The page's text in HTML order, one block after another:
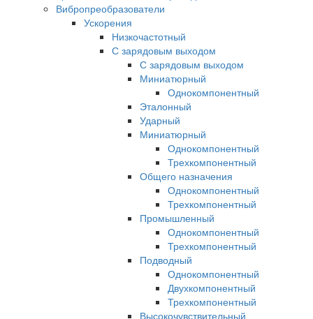
Вибропреобразователи
Ускорения
Низкочастотный
С зарядовым выходом
С зарядовым выходом
Миниатюрный
Однокомпонентный
Эталонный
Ударный
Миниатюрный
Однокомпонентный
Трехкомпонентный
Общего назначения
Однокомпонентный
Трехкомпонентный
Промышленный
Однокомпонентный
Трехкомпонентный
Подводный
Однокомпонентный
Двухкомпонентный
Трехкомпонентный
Высокочувствительный